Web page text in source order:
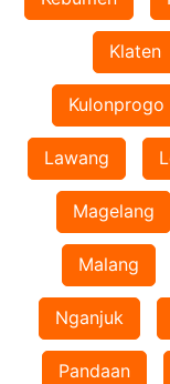
Klaten
Kulonprogo
Lawang
Magelang
Malang
Nganjuk
Pandaan